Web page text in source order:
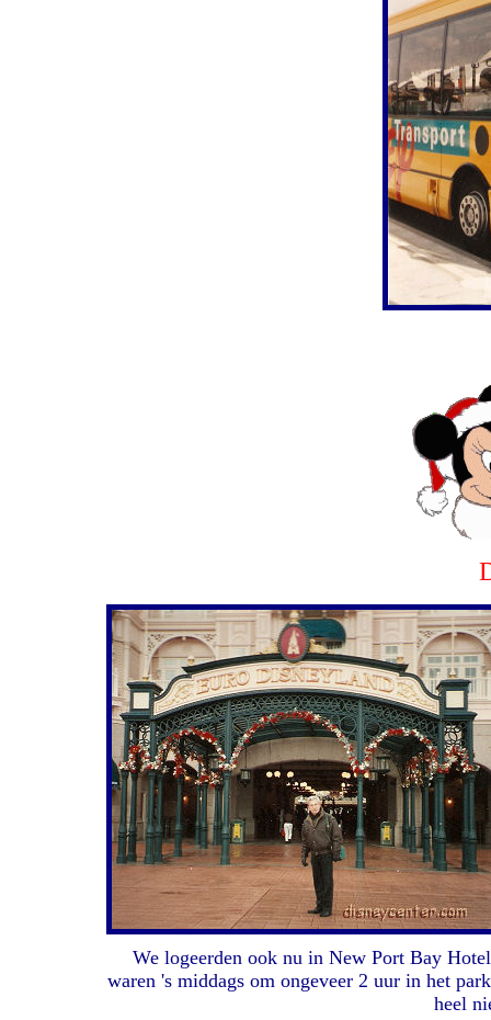
We logeerden ook nu in New Port Bay
waren 's middags om ongeveer 2 uur in het
heel